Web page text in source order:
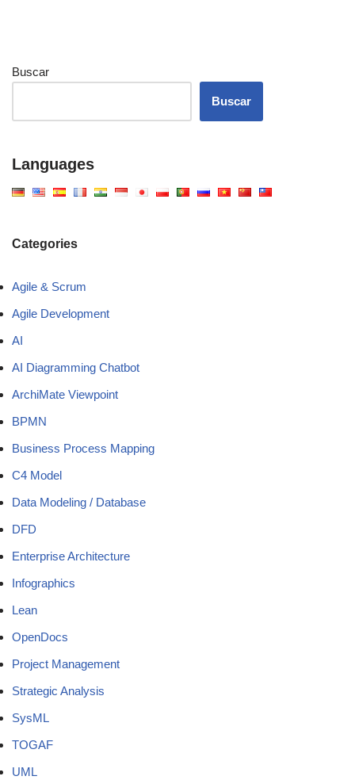
Buscar
Buscar
Languages
Categories
Agile & Scrum
Agile Development
AI
AI Diagramming Chatbot
ArchiMate Viewpoint
BPMN
Business Process Mapping
C4 Model
Data Modeling / Database
DFD
Enterprise Architecture
Infographics
Lean
OpenDocs
Project Management
Strategic Analysis
SysML
TOGAF
UML